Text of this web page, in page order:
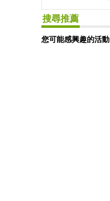
搜尋推薦
您可能感興趣的活動